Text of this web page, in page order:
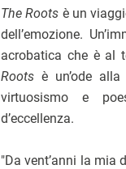
The Roots è un
dell’emozione.
acrobatica che è al
Roots è un’ode
virtuosismo e
d’eccellenza.
"Da vent’anni la mia